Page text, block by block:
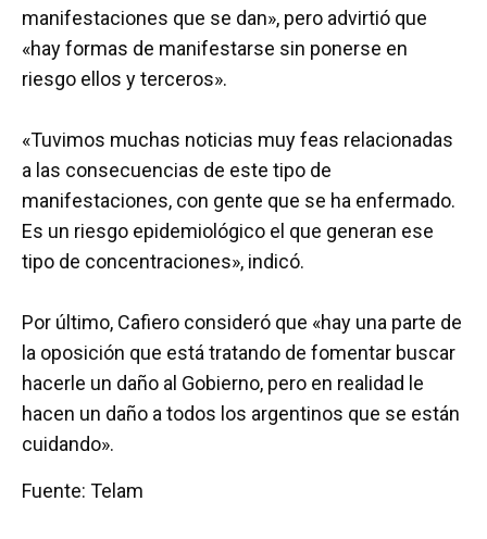
manifestaciones que se dan», pero advirtió que
«hay formas de manifestarse sin ponerse en
riesgo ellos y terceros».
«Tuvimos muchas noticias muy feas relacionadas
a las consecuencias de este tipo de
manifestaciones, con gente que se ha enfermado.
Es un riesgo epidemiológico el que generan ese
tipo de concentraciones», indicó.
Por último, Cafiero consideró que «hay una parte de
la oposición que está tratando de fomentar buscar
hacerle un daño al Gobierno, pero en realidad le
hacen un daño a todos los argentinos que se están
cuidando».
Fuente: Telam